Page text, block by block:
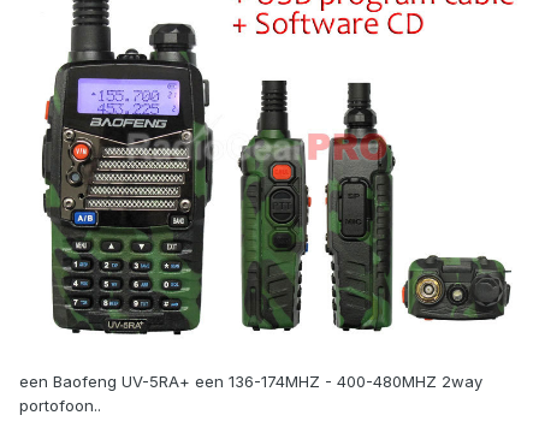
een Baofeng UV-5RA+ een 136-174MHZ - 400-480MHZ 2way
portofoon..